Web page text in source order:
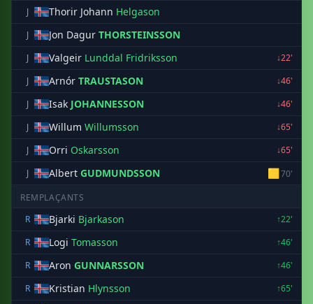
J Thorir Johann Helgason
J Jon Dagur THORSTEINSSON
J Valgeir Lunddal Fridriksson
↓22'
J
Arnór TRAUSTASON
↓46'
J
Isak JOHANNESSON
↓46'
J
Willum Willumsson
↓65'
J
Orri Oskarsson
↓65'
J
Albert GUDMUNDSSON 🟨70'
REMPLAÇANTS
R
Bjarki Bjarkason
↑22'
R
Logi Tomasson
↑46'
R
Aron GUNNARSSON
↑46'
R
Kristian Hlynsson
↑65'